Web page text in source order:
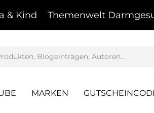
& Kind Themenwelt
MARKEN